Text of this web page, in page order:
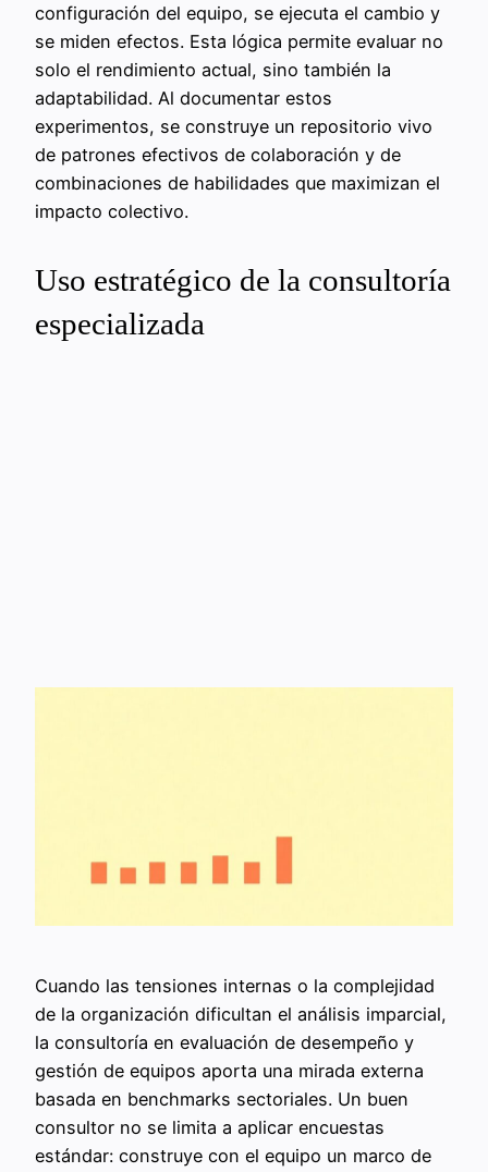
configuración del equipo, se ejecuta el cambio y
se miden efectos. Esta lógica permite evaluar no
solo el rendimiento actual, sino también la
adaptabilidad. Al documentar estos
experimentos, se construye un repositorio vivo
de patrones efectivos de colaboración y de
combinaciones de habilidades que maximizan el
impacto colectivo.
Uso estratégico de la consultoría
especializada
Cuando las tensiones internas o la complejidad
de la organización dificultan el análisis imparcial,
la consultoría en evaluación de desempeño y
gestión de equipos aporta una mirada externa
basada en benchmarks sectoriales. Un buen
consultor no se limita a aplicar encuestas
estándar: construye con el equipo un marco de